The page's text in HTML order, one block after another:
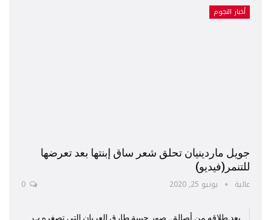
أخبار النجوم
جويل ماردينيان تحلق شعر ساق إبنتها بعد تعرضها
للتنمر(فيديو)
عالية يونيو 25, 2020
بعد طلاقه من أصالة.. صور حبيبة طارق العريان التي تصغره ب